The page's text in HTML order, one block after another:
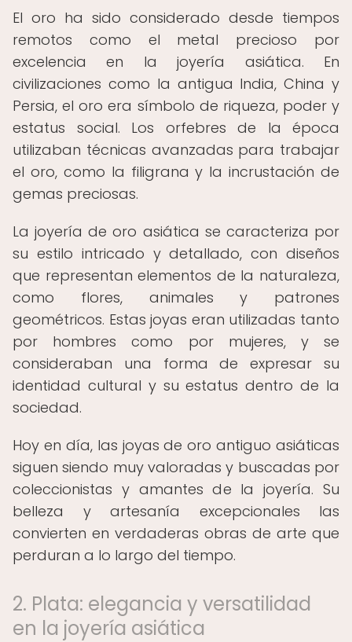
El oro ha sido considerado desde tiempos
remotos como el metal precioso por
excelencia en la joyería asiática. En
civilizaciones como la antigua India, China y
Persia, el oro era símbolo de riqueza, poder y
estatus social. Los orfebres de la época
utilizaban técnicas avanzadas para trabajar
el oro, como la filigrana y la incrustación de
gemas preciosas.
La joyería de oro asiática se caracteriza por
su estilo intricado y detallado, con diseños
que representan elementos de la naturaleza,
como flores, animales y patrones
geométricos. Estas joyas eran utilizadas tanto
por hombres como por mujeres, y se
consideraban una forma de expresar su
identidad cultural y su estatus dentro de la
sociedad.
Hoy en día, las joyas de oro antiguo asiáticas
siguen siendo muy valoradas y buscadas por
coleccionistas y amantes de la joyería. Su
belleza y artesanía excepcionales las
convierten en verdaderas obras de arte que
perduran a lo largo del tiempo.
2. Plata: elegancia y versatilidad
en la joyería asiática